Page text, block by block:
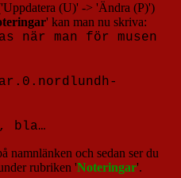
(U)' -> 'Ändra (P)')
' kan man nu skriva:
när man för musen
bla…
och sedan ser du
rubriken 'Noteringar'.